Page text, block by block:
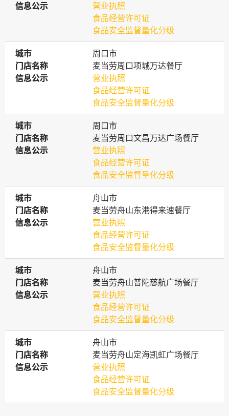
信息公示
信息公示
营业执照
食品经营许可证
食品安全监督量化分级
城市
城市
周口市
门店名称
门店名称
麦当劳周口项城万达餐厅
信息公示
信息公示
营业执照
食品经营许可证
食品安全监督量化分级
城市
城市
周口市
门店名称
门店名称
麦当劳周口文昌万达广场餐厅
信息公示
信息公示
营业执照
食品经营许可证
食品安全监督量化分级
城市
城市
舟山市
门店名称
门店名称
麦当劳舟山东港得来速餐厅
信息公示
信息公示
营业执照
食品经营许可证
食品安全监督量化分级
城市
城市
舟山市
门店名称
门店名称
麦当劳舟山普陀慈航广场餐厅
信息公示
信息公示
营业执照
食品经营许可证
食品安全监督量化分级
城市
城市
舟山市
门店名称
门店名称
麦当劳舟山定海凯虹广场餐厅
信息公示
信息公示
营业执照
食品经营许可证
食品安全监督量化分级